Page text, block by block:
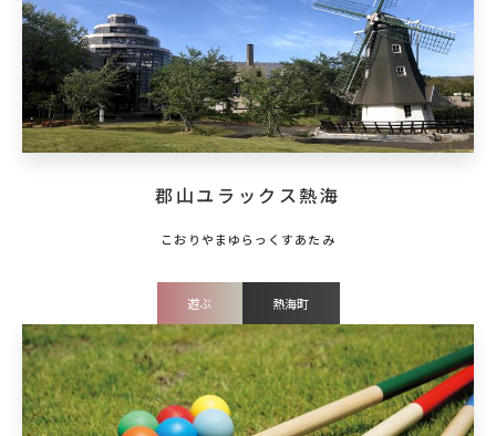
郡山ユラックス熱海
遊ぶ 熱海町